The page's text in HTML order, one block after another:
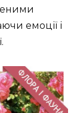
емоції і